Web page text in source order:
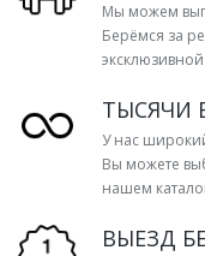
Мы можем
Берёмся за
ТЫСЯЧИ
У нас
Вы можете
нашем
ВЫЕЗД